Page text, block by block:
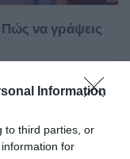
Information
to third parties, or
for
να γράψεις